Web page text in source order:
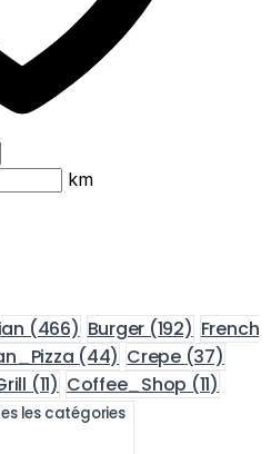
km
(466) Burger (192) French
(44) Crepe (37)
(11) Coffee_Shop (11)
les catégories